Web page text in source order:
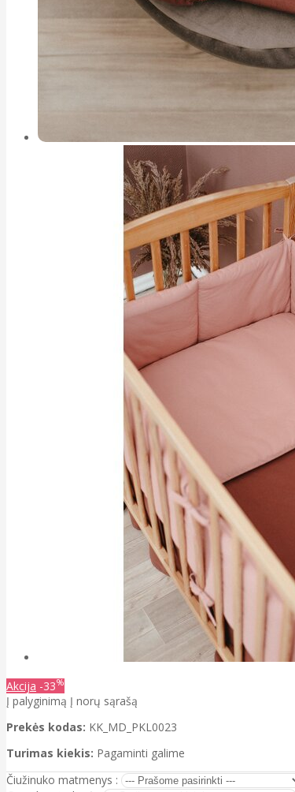
Akcija -33%
Į palyginimą Į norų sąrašą
Prekės kodas: KK_MD_PKL0023
Turimas kiekis: Pagaminti galime
Čiužinuko matmenys :